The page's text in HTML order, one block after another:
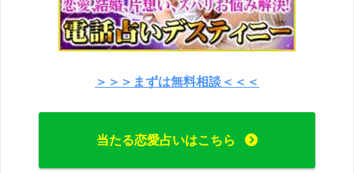
＞＞＞まずは無料相談＜＜＜
当たる恋愛占いはこちら